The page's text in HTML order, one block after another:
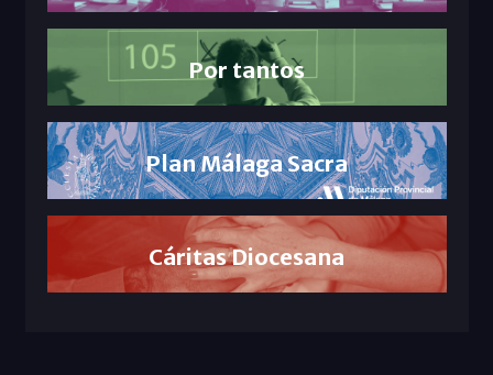
Por tantos
Plan Málaga Sacra
Cáritas Diocesana